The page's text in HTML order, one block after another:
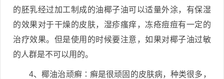
的胚乳经过加工制成的油椰子油可以适量外涂，有保湿
的效果对于干燥的皮肤，湿疹瘙痒，冻疮痘痘有一定的
治疗效果。但是使用的时候要注意，如果对椰子油过敏
的人群是不可以用的。
4、椰油治顽癣∶癣是很顽固的皮肤病，种类很多，